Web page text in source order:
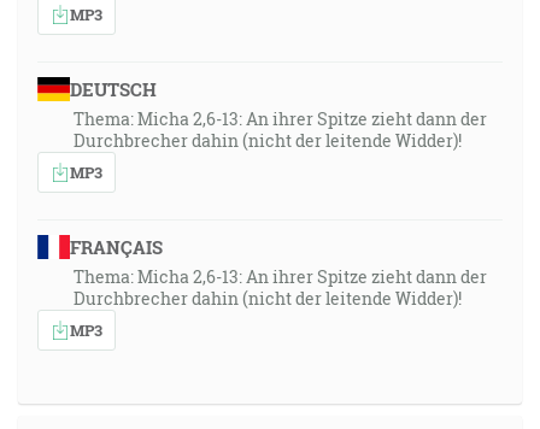
MP3
DEUTSCH
Thema: Micha 2,6-13: An ihrer Spitze zieht dann der
Durchbrecher dahin (nicht der leitende Widder)!
MP3
FRANÇAIS
Thema: Micha 2,6-13: An ihrer Spitze zieht dann der
Durchbrecher dahin (nicht der leitende Widder)!
MP3